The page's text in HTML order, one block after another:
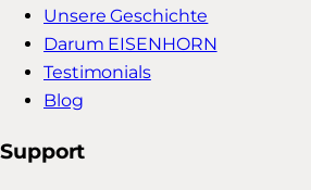
Unsere Geschichte
Darum EISENHORN
Testimonials
Blog
Support